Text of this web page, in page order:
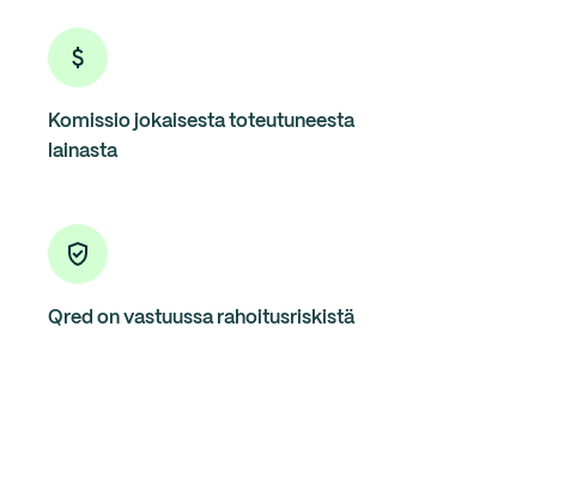
Komissio jokaisesta toteutuneesta
lainasta
Qred on vastuussa rahoitusriskistä